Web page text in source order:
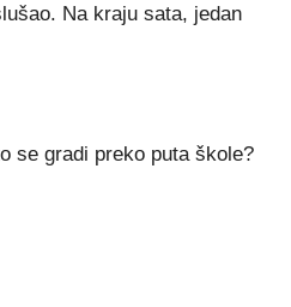
Na kraju sata, jedan
se gradi preko puta škole?